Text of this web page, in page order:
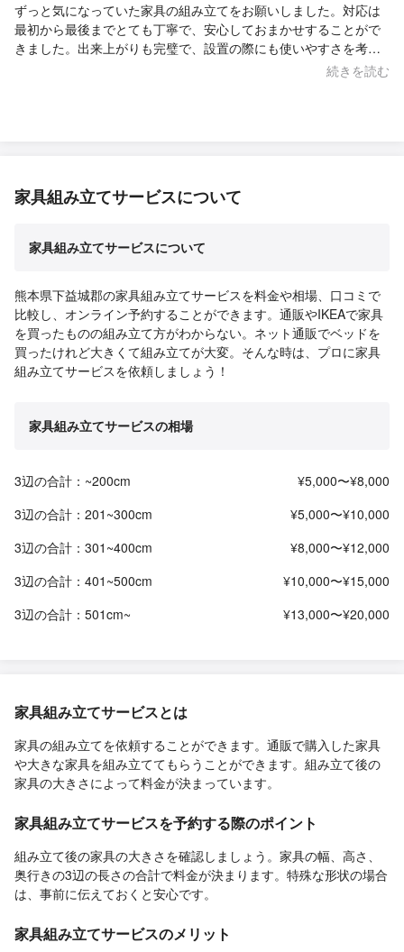
ずっと気になっていた家具の組み立てをお願いしました。対応は
最初から最後までとても丁寧で、安心しておまかせすることがで
きました。出来上がりも完璧で、設置の際にも使いやすさを考え
た工夫までしてくださり感動しました。何より気さくで話しやす
続きを読む
家具組み立てサービスについて
家具組み立てサービスについて
熊本県下益城郡の家具組み立てサービスを料金や相場、口コミで
比較し、オンライン予約することができます。通販やIKEAで家具
を買ったものの組み立て方がわからない。ネット通販でベッドを
買ったけれど大きくて組み立てが大変。そんな時は、プロに家具
組み立てサービスを依頼しましょう！
家具組み立てサービスの相場
3辺の合計：~200cm
¥5,000〜¥8,000
3辺の合計：201~300cm
¥5,000〜¥10,000
3辺の合計：301~400cm
¥8,000〜¥12,000
3辺の合計：401~500cm
¥10,000〜¥15,000
3辺の合計：501cm~
¥13,000〜¥20,000
家具組み立てサービスとは
家具の組み立てを依頼することができます。通販で購入した家具
や大きな家具を組み立ててもらうことができます。組み立て後の
家具の大きさによって料金が決まっています。
家具組み立てサービスを予約する際のポイント
組み立て後の家具の大きさを確認しましょう。家具の幅、高さ、
奥行きの3辺の長さの合計で料金が決まります。特殊な形状の場合
は、事前に伝えておくと安心です。
家具組み立てサービスのメリット